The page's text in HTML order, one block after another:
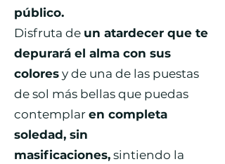
público.
Disfruta de un atardecer que te
depurará el alma con sus
colores y de una de las puestas
de sol más bellas que puedas
contemplar en completa
soledad, sin
masificaciones, sintiendo la